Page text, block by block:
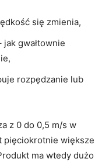
się zmienia,
jak gwałtownie
rozpędzanie lub
z 0 do 0,5 m/s w
pięciokrotnie większe
ma wtedy dużo